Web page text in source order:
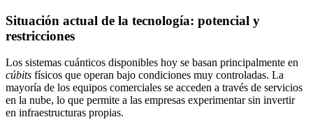
Situación actual de la tecnología: potencial y
restricciones
Los sistemas cuánticos disponibles hoy se basan principalmente en
cúbits físicos que operan bajo condiciones muy controladas. La
mayoría de los equipos comerciales se acceden a través de servicios
en la nube, lo que permite a las empresas experimentar sin invertir
en infraestructuras propias.